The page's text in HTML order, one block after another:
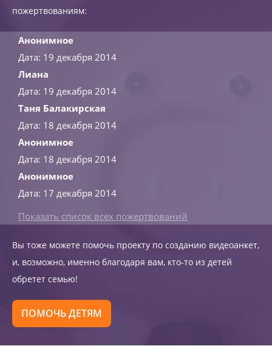
пожертвованиям:
Анонимное
Дата: 19 декабря 2014
Лиана
Дата: 19 декабря 2014
Таня Балакирская
Дата: 18 декабря 2014
Анонимное
Дата: 18 декабря 2014
Анонимное
Дата: 17 декабря 2014
Показать список всех пожертвований
Вы тоже можете помочь проекту по созданию видеоанкет,
и, возможно, именно благодаря вам, кто-то из детей
обретет семью!
ПОМОЧЬ ДЕТЯМ